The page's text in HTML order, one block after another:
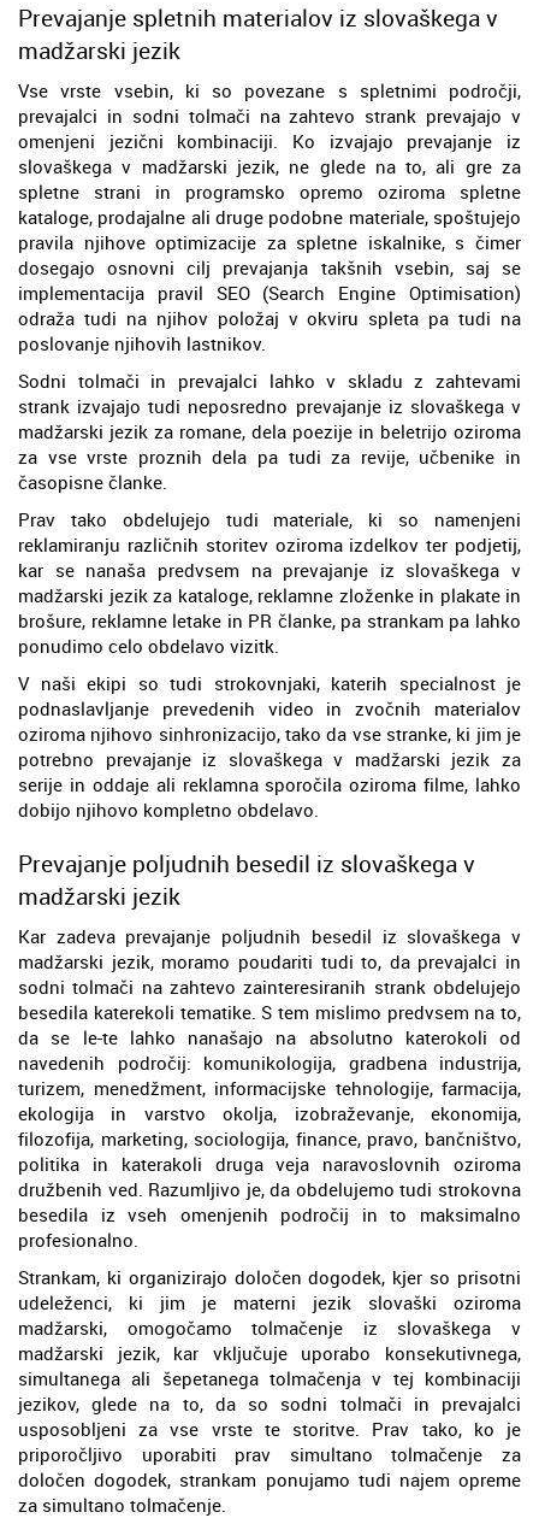
Prevajanje spletnih materialov iz slovaškega v
madžarski jezik
Vse vrste vsebin, ki so povezane s spletnimi področji,
prevajalci in sodni tolmači na zahtevo strank prevajajo v
omenjeni jezični kombinaciji. Ko izvajajo prevajanje iz
slovaškega v madžarski jezik, ne glede na to, ali gre za
spletne strani in programsko opremo oziroma spletne
kataloge, prodajalne ali druge podobne materiale, spoštujejo
pravila njihove optimizacije za spletne iskalnike, s čimer
dosegajo osnovni cilj prevajanja takšnih vsebin, saj se
implementacija pravil SEO (Search Engine Optimisation)
odraža tudi na njihov položaj v okviru spleta pa tudi na
poslovanje njihovih lastnikov.
Sodni tolmači in prevajalci lahko v skladu z zahtevami
strank izvajajo tudi neposredno prevajanje iz slovaškega v
madžarski jezik za romane, dela poezije in beletrijo oziroma
za vse vrste proznih dela pa tudi za revije, učbenike in
časopisne članke.
Prav tako obdelujejo tudi materiale, ki so namenjeni
reklamiranju različnih storitev oziroma izdelkov ter podjetij,
kar se nanaša predvsem na prevajanje iz slovaškega v
madžarski jezik za kataloge, reklamne zloženke in plakate in
brošure, reklamne letake in PR članke, pa strankam pa lahko
ponudimo celo obdelavo vizitk.
V naši ekipi so tudi strokovnjaki, katerih specialnost je
podnaslavljanje prevedenih video in zvočnih materialov
oziroma njihovo sinhronizacijo, tako da vse stranke, ki jim je
potrebno prevajanje iz slovaškega v madžarski jezik za
serije in oddaje ali reklamna sporočila oziroma filme, lahko
dobijo njihovo kompletno obdelavo.
Prevajanje poljudnih besedil iz slovaškega v
madžarski jezik
Kar zadeva prevajanje poljudnih besedil iz slovaškega v
madžarski jezik, moramo poudariti tudi to, da prevajalci in
sodni tolmači na zahtevo zainteresiranih strank obdelujejo
besedila katerekoli tematike. S tem mislimo predvsem na to,
da se le-te lahko nanašajo na absolutno katerokoli od
navedenih področij: komunikologija, gradbena industrija,
turizem, menedžment, informacijske tehnologije, farmacija,
ekologija in varstvo okolja, izobraževanje, ekonomija,
filozofija, marketing, sociologija, finance, pravo, bančništvo,
politika in katerakoli druga veja naravoslovnih oziroma
družbenih ved. Razumljivo je, da obdelujemo tudi strokovna
besedila iz vseh omenjenih področij in to maksimalno
profesionalno.
Strankam, ki organizirajo določen dogodek, kjer so prisotni
udeleženci, ki jim je materni jezik slovaški oziroma
madžarski, omogočamo tolmačenje iz slovaškega v
madžarski jezik, kar vključuje uporabo konsekutivnega,
simultanega ali šepetanega tolmačenja v tej kombinaciji
jezikov, glede na to, da so sodni tolmači in prevajalci
usposobljeni za vse vrste te storitve. Prav tako, ko je
priporočljivo uporabiti prav simultano tolmačenje za
določen dogodek, strankam ponujamo tudi najem opreme
za simultano tolmačenje.